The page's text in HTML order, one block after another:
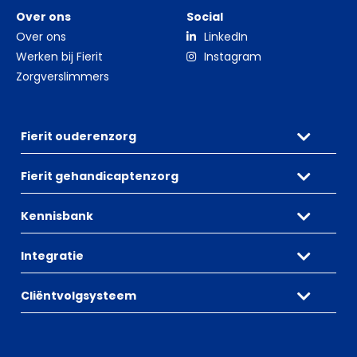
Over ons
Over ons
Werken bij Fierit
Zorgverslimmers
Social
LinkedIn
Instagram
Fierit ouderenzorg
Fierit gehandicaptenzorg
Kennisbank
Integratie
Cliëntvolgsysteem